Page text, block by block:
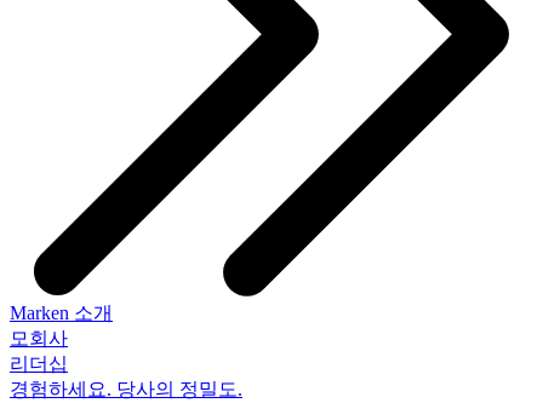
Marken 소개
모회사
리더십
경험하세요. 당사의 정밀도.